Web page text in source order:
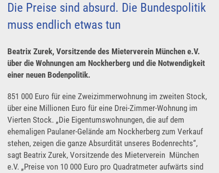
PRESSE
KONTAKT
UNSER SERVICE FÜR SIE
Die Preise sind absurd. Die Bundespolitik
muss endlich etwas tun
Beatrix Zurek, Vorsitzende des Mieterverein München e.V.
über die Wohnungen am Nockherberg und die Notwendigkeit
einer neuen Bodenpolitik.
851 000 Euro für eine Zweizimmerwohnung im zweiten Stock,
über eine Millionen Euro für eine Drei-Zimmer-Wohnung im
Vierten Stock. „Die Eigentumswohnungen, die auf dem
ehemaligen Paulaner-Gelände am Nockherberg zum Verkauf
stehen, zeigen die ganze Absurdität unseres Bodenrechts“,
sagt Beatrix Zurek, Vorsitzende des Mieterverein München
e.V. „Preise von 10 000 Euro pro Quadratmeter aufwärts sind